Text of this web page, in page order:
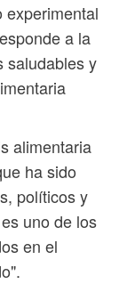
experimental
a la
saludables y
alimentaria
ha sido
políticos y
uno de los
en el